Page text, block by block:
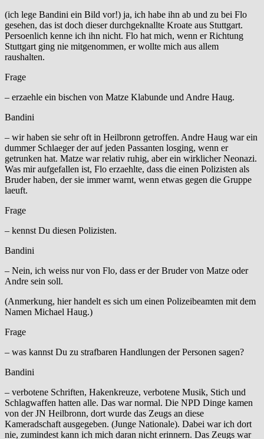
(ich lege Bandini ein Bild vor!) ja, ich habe ihn ab und zu bei Flo
gesehen, das ist doch dieser durchgeknallte Kroate aus Stuttgart.
Persoenlich kenne ich ihn nicht. Flo hat mich, wenn er Richtung
Stuttgart ging nie mitgenommen, er wollte mich aus allem
raushalten.
Frage
– erzaehle ein bischen von Matze Klabunde und Andre Haug.
Bandini
– wir haben sie sehr oft in Heilbronn getroffen. Andre Haug war ein
dummer Schlaeger der auf jeden Passanten losging, wenn er
getrunken hat. Matze war relativ ruhig, aber ein wirklicher Neonazi.
Was mir aufgefallen ist, Flo erzaehlte, dass die einen Polizisten als
Bruder haben, der sie immer warnt, wenn etwas gegen die Gruppe
laeuft.
Frage
– kennst Du diesen Polizisten.
Bandini
– Nein, ich weiss nur von Flo, dass er der Bruder von Matze oder
Andre sein soll.
(Anmerkung, hier handelt es sich um einen Polizeibeamten mit dem
Namen Michael Haug.)
Frage
– was kannst Du zu strafbaren Handlungen der Personen sagen?
Bandini
– verbotene Schriften, Hakenkreuze, verbotene Musik, Stich und
Schlagwaffen hatten alle. Das war normal. Die NPD Dinge kamen
von der JN Heilbronn, dort wurde das Zeugs an diese
Kameradschaft ausgegeben. (Junge Nationale). Dabei war ich dort
nie, zumindest kann ich mich daran nicht erinnern. Das Zeugs war